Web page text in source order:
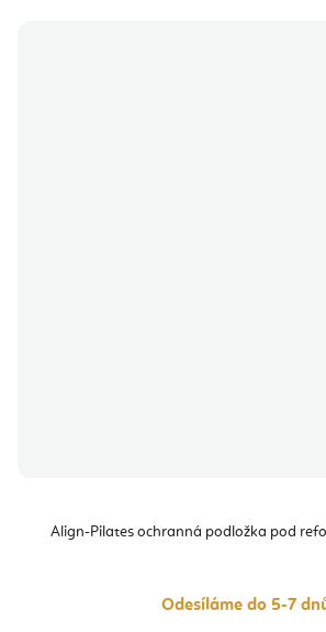
Align-Pilates ochranná podložka pod
Odesíláme do 5-7